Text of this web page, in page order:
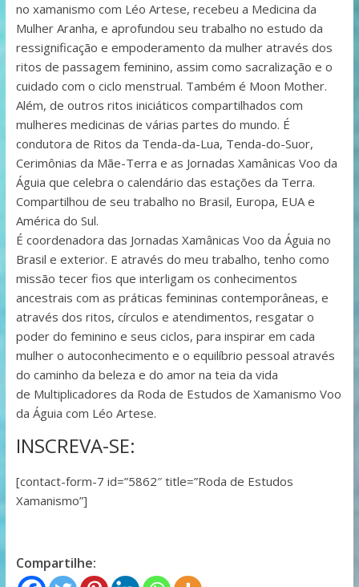
no xamanismo com Léo Artese, recebeu a Medicina da
Mulher Aranha, e aprofundou seu trabalho no estudo da
ressignificação e empoderamento da mulher através dos
ritos de passagem feminino, assim como sacralização e o
cuidado com o ciclo menstrual. Também é Moon Mother.
Além, de outros ritos iniciáticos compartilhados com
mulheres medicinas de várias partes do mundo. É
condutora de Ritos da Tenda-da-Lua, Tenda-do-Suor,
Cerimônias da Mãe-Terra e as Jornadas Xamânicas Voo da
Águia que celebra o calendário das estações da Terra.
Compartilhou de seu trabalho no Brasil, Europa, EUA e
América do Sul.
É coordenadora das Jornadas Xamânicas Voo da Águia no
Brasil e exterior. E através do meu trabalho, tenho como
missão tecer fios que interligam os conhecimentos
ancestrais com as práticas femininas contemporâneas, e
através dos ritos, círculos e atendimentos, resgatar o
poder do feminino e seus ciclos, para inspirar em cada
mulher o autoconhecimento e o equilíbrio pessoal através
do caminho da beleza e do amor na teia da vida
de Multiplicadores da Roda de Estudos de Xamanismo Voo
da Águia com Léo Artese.
INSCREVA-SE:
[contact-form-7 id=”5862″ title=”Roda de Estudos
Xamanismo”]
Compartilhe: